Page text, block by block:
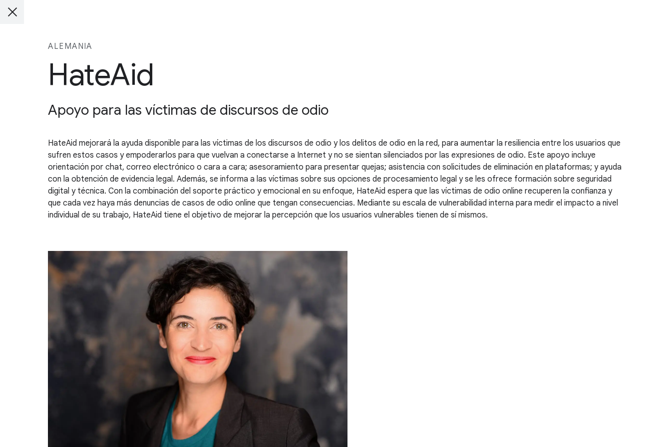
ALEMANIA
HateAid
Apoyo para las víctimas de discursos de odio
HateAid mejorará la ayuda disponible para las víctimas de los discursos de odio y los delitos de odio en la red, para aumentar la resiliencia entre los usuarios que
sufren estos casos y empoderarlos para que vuelvan a conectarse a Internet y no se sientan silenciados por las expresiones de odio. Este apoyo incluye
orientación por chat, correo electrónico o cara a cara; asesoramiento para presentar quejas; asistencia con solicitudes de eliminación en plataformas; y ayuda
con la obtención de evidencia legal. Además, se informa a las víctimas sobre sus opciones de procesamiento legal y se les ofrece formación sobre seguridad
digital y técnica. Con la combinación del soporte práctico y emocional en su enfoque, HateAid espera que las víctimas de odio online recuperen la confianza y
que cada vez haya más denuncias de casos de odio online que tengan consecuencias. Mediante su escala de vulnerabilidad interna para medir el impacto a nivel
individual de su trabajo, HateAid tiene el objetivo de mejorar la percepción que los usuarios vulnerables tienen de sí mismos.